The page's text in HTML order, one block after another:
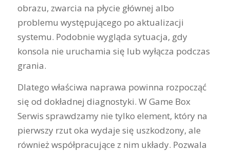
obrazu, zwarcia na płycie głównej albo
problemu występującego po aktualizacji
systemu. Podobnie wygląda sytuacja, gdy
konsola nie uruchamia się lub wyłącza podczas
grania.
Dlatego właściwa naprawa powinna rozpocząć
się od dokładnej diagnostyki. W Game Box
Serwis sprawdzamy nie tylko element, który na
pierwszy rzut oka wydaje się uszkodzony, ale
również współpracujące z nim układy. Pozwala